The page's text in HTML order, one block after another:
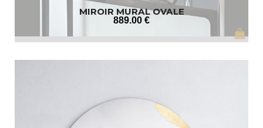
MIROIR MURAL OVALE
889.00 €